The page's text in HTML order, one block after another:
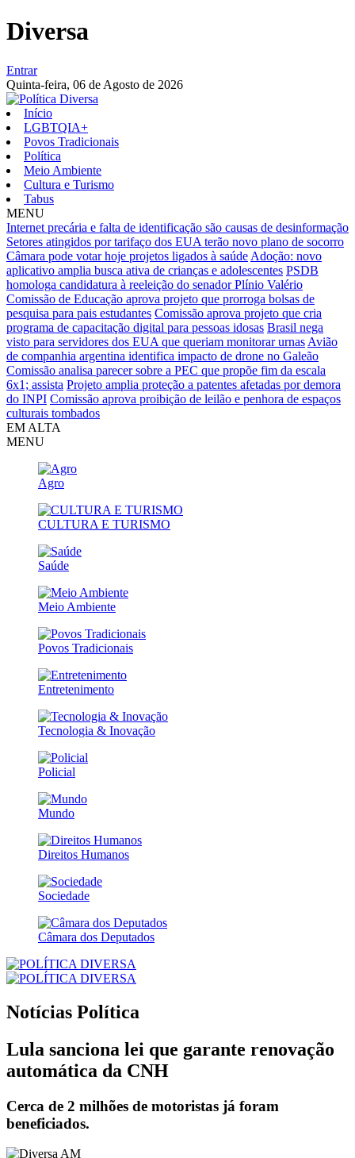
Diversa
Entrar
Quinta-feira, 06 de Agosto de 2026
Início
LGBTQIA+
Povos Tradicionais
Política
Meio Ambiente
Cultura e Turismo
Tabus
MENU
Internet precária e falta de identificação são causas de desinformação
Setores atingidos por tarifaço dos EUA terão novo plano de socorro
Câmara pode votar hoje projetos ligados à saúde Adoção: novo
aplicativo amplia busca ativa de crianças e adolescentes PSDB
homologa candidatura à reeleição do senador Plínio Valério
Comissão de Educação aprova projeto que prorroga bolsas de
pesquisa para pais estudantes Comissão aprova projeto que cria
programa de capacitação digital para pessoas idosas Brasil nega
visto para servidores dos EUA que queriam monitorar urnas Avião
de companhia argentina identifica impacto de drone no Galeão
Comissão analisa parecer sobre a PEC que propõe fim da escala
6x1; assista Projeto amplia proteção a patentes afetadas por demora
do INPI Comissão aprova proibição de leilão e penhora de espaços
culturais tombados
EM ALTA
MENU
Agro
CULTURA E TURISMO
Saúde
Meio Ambiente
Povos Tradicionais
Entretenimento
Tecnologia & Inovação
Policial
Mundo
Direitos Humanos
Sociedade
Câmara dos Deputados
Notícias Política
Lula sanciona lei que garante renovação
automática da CNH
Cerca de 2 milhões de motoristas já foram
beneficiados.